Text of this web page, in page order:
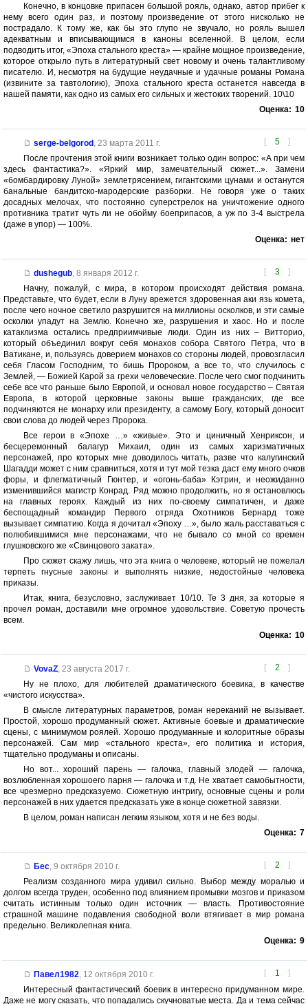
Конечно, в концовке припасен большой рояль, однако, автор прибег к
нему всего один раз, и поэтому произведение от этого нисколько не
пострадало. К тому же, как бы это глупо не звучало, но рояль вышел
адекватным и вписывающимся в каноны вселенной. В целом, если
подводить итог, «Эпоха стального креста» — крайне мощное произведение,
которое открыло путь в литературный свет новому и очень талантливому
писателю. И, несмотря на будущие неудачные и удачные романы Романа
(извините за тавтологию), Эпоха стального креста останется навсегда в
нашей памяти, как одно из самых его сильных и жестоких творений. 10\10
Оценка: 10
[ 5 ]
serge-belgorod, 23 марта 2011 г.
После прочтения этой книги возникает только один вопрос: «А при чем
здесь фантастика?». «Яркий мир, замечательный сюжет...». Замени
«бомбардировку Луной» землетрясением, гигантскими цунами и останутся
банальные бандитско-мародерские разборки. Не говоря уже о таких
досадных мелочах, что постоянно суперстрелок на уничтожение одного
противника тратит чуть ли не обойму боеприпасов, а уж по 3-4 выстрела
(даже в упор) — 100%.
Оценка: нет
[ 3 ]
dushegub, 8 января 2012 г.
Начну, пожалуй, с мира, в котором происходят действия романа.
Представьте, что будет, если в Луну врежется здоровенная аки язь комета,
после чего ночное светило разрушится на миллионы осколков, и эти самые
осколки упадут на Землю. Конечно же, разрушения и хаос. Но и после
катаклизма остались предприимчивые люди. Один из них – Витторио,
который объединил вокруг себя монахов собора Святого Петра, что в
Ватикане, и, пользуясь доверием монахов со стороны людей, провозгласил
себя Гласом Господним, то бишь Пророком, а все то, что случилось с
Землей, — Божией Карой за грехи человеческие. После чего смог подчинить
себе все что раньше было Европой, и основал новое государство – Святая
Европа, в которой церковные законы выше гражданских, где все
подчиняются не монарху или президенту, а самому Богу, который доносит
свои слова до людей через Пророка.
Все герои в «Эпохе …» «живые». Это и циничный Хенриксон, и
бесцеремонный балагур Михаил, один из самых харизматичных
персонажей, про которых мне доводилось читать, разве что калугинский
Шагадди может с ним сравниться, хотя и тут мой тезка даст ему много очков
форы, и флегматичный Гюнтер, и «огонь-баба» Кэтрин, и неожиданно
изменившийся магистр Конрад. Ряд можно продолжить, но я остановлюсь
на главных героях. Каждый из них по-своему симпатичен, и даже
беспощадный командир Первого отряда Охотников Бернард тоже
вызывает симпатию. Когда я дочитал «Эпоху …», было жаль расставаться с
полюбившимися мне персонажами, что не бывало со мной со времен
глушковского же «Свинцового заката».
Про сюжет скажу лишь, что эта книга о человеке, который не пожелал
терпеть гнусные законы и выполнять низкие, недостойные человека
приказы.
Итак, книга, безусловно, заслуживает 10/10. Те 3 дня, за которые я
прочел роман, доставили мне огромное удовольствие. Советую прочесть
всем.
Оценка: 10
[ 2 ]
VovaZ, 23 августа 2017 г.
Ну не плохо, для любителей драматического боевика, в качестве
«чистого искусства».
В смысле литературных параметров, роман нереканий не вызывает.
Простой, хорошо продуманный сюжет. Активные боевые и драматические
сцены, с минимумом роялей. Хорошо продуманные и колоритные образы
персонажей. Сам мир «стального креста», его политика и история,
тщательно продуманы и описаны.
Но вот... хороший парень — галочка, главный злодей — галочка,
возлюбленная хорошоего парня — галочка и т.д. Не хватает самобытности,
все чрезмерно предсказуемо. Сюжетную интригу, основные сцены и роли
персонажей в них удается предсказать уже в конце сюжетной завязки.
В целом, роман написан легким языком, хотя и не без воды.
Оценка: 7
[ 2 ]
Бес, 9 октября 2010 г.
Реализм созданного мира удивил сильно. Выбор между моралью и
долгом всегда труден, особенно под влиянием промывки мозгов и приказом
считать истинным только один источник — власть. Противостояние
страшной машине подавления свободной воли втягивает в мир романа
предельно. Великолепная книга.
Оценка: 9
[ 1 ]
Павел1982 12 октября 2010 г.
Интересный фантастический боевик в интересно придуманном мире.
Даже не могу сказать, что попадались скучноватые места. Да и тема сейчас